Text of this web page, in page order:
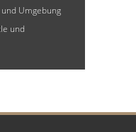
Umgebung
und